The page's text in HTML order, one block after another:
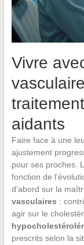
Vivre
aidants
Faire face à une
ajustement
pour ses proches.
fonction de
d’abord sur la
vasculaires :
agir sur le
prescrits selon la